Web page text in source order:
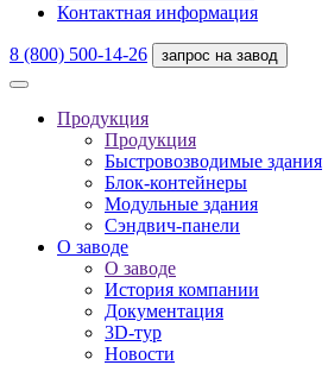
Контактная информация
8 (800) 500-14-26 запрос на завод
Продукция
Продукция
Быстровозводимые здания
Блок-контейнеры
Модульные здания
Сэндвич-панели
О заводе
О заводе
История компании
Документация
3D-тур
Новости